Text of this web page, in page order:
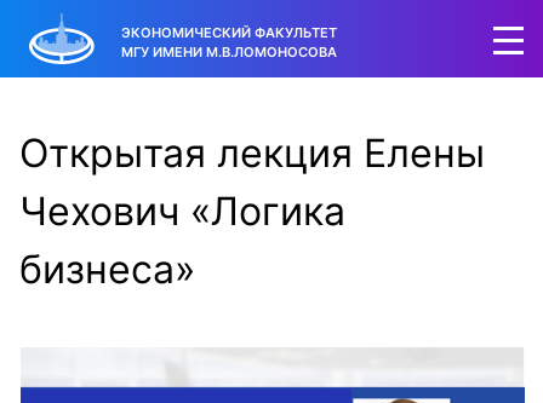
ЭКОНОМИЧЕСКИЙ ФАКУЛЬТЕТ
МГУ ИМЕНИ М.В.ЛОМОНОСОВА
Открытая лекция Елены
Чехович «Логика
бизнеса»